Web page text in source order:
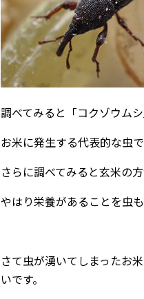
調べてみると「コクゾウムシ
お米に発生する代表的な虫で
さらに調べてみると玄米の
やはり栄養があることを虫
さて虫が湧いてしまったお
いです。